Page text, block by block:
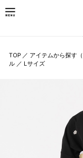
TOP ／ アイテムから探す（
ル ／ Lサイズ